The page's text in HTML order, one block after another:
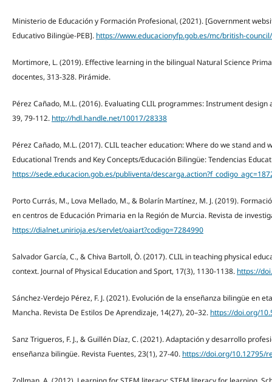
Ministerio de Educación y Formación Profesional, (2021). [Government
Educativo Bilingüe-PEB]. https://www.educacionyfp.gob.es/mc/british-
Mortimore, L. (2019). Effective learning in the bilingual Natural Science
docentes, 313-328. Pirámide.
Pérez Cañado, M.L. (2016). Evaluating CLIL programmes: Instrument design
39, 79-112. http://hdl.handle.net/10017/28338
Pérez Cañado, M.L. (2017). CLIL teacher education: Where do we stand and
Educational Trends and Key Concepts/Educación Bilingüe: Tendencias
https://sede.educacion.gob.es/publiventa/
Porto Currás, M., Lova Mellado, M., & Bolarín Martínez, M. J. (2019).
en centros de Educación Primaria en la Región de Murcia. Revista de
https://dialnet.unirioja.es/servlet/oaiart?codigo=7284990
Salvador García, C., & Chiva Bartoll, Ò. (2017). CLIL in teaching physical
context. Journal of Physical Education and Sport, 17(3), 1130-1138. https://
Sánchez-Verdejo Pérez, F. J. (2021). Evolución de la enseñanza bilingüe en
Mancha. Revista De Estilos De Aprendizaje, 14(27), 20–32. https://doi.org/
Sanz Trigueros, F. J., & Guillén Díaz, C. (2021). Adaptación y desarrollo
enseñanza bilingüe. Revista Fuentes, 23(1), 27-40. https://doi.org/10.12795/